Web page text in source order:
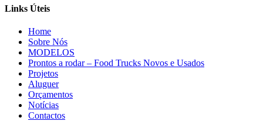
Links Úteis
Home
Sobre Nós
MODELOS
Prontos a rodar – Food Trucks Novos e Usados
Projetos
Aluguer
Orçamentos
Notícias
Contactos